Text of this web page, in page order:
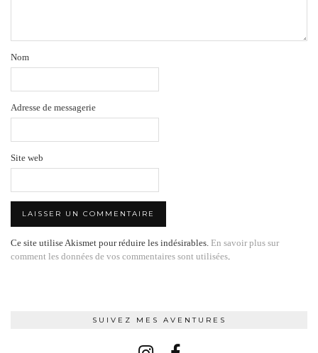
Nom
Adresse de messagerie
Site web
Ce site utilise Akismet pour réduire les indésirables. En savoir plus sur
comment les données de vos commentaires sont utilisées
SUIVEZ MES AVENTURES